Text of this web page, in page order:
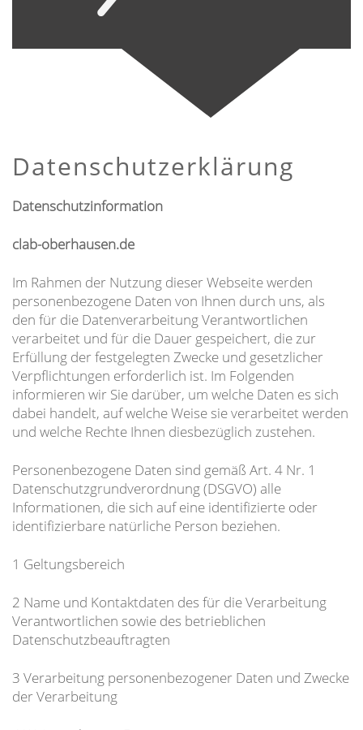
Datenschutzerklärung
Datenschutzinformation
clab-oberhausen.de
Im Rahmen der Nutzung dieser Webseite werden
personenbezogene Daten von Ihnen durch uns, als
den für die Datenverarbeitung Verantwortlichen
verarbeitet und für die Dauer gespeichert, die zur
Erfüllung der festgelegten Zwecke und gesetzlicher
Verpflichtungen erforderlich ist. Im Folgenden
informieren wir Sie darüber, um welche Daten es sich
dabei handelt, auf welche Weise sie verarbeitet werden
und welche Rechte Ihnen diesbezüglich zustehen.
Personenbezogene Daten sind gemäß Art. 4 Nr. 1
Datenschutzgrundverordnung (DSGVO) alle
Informationen, die sich auf eine identifizierte oder
identifizierbare natürliche Person beziehen.
1 Geltungsbereich
2 Name und Kontaktdaten des für die Verarbeitung
Verantwortlichen sowie des betrieblichen
Datenschutzbeauftragten
3 Verarbeitung personenbezogener Daten und Zwecke
der Verarbeitung